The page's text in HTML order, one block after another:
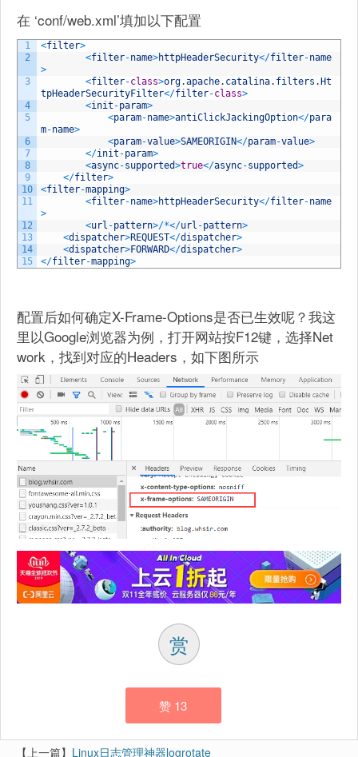
在 ‘conf/web.xml’填加以下配置
1
2
3
4
5
6
7
8
9
10
11
12
13
14
15
<filter>
<filter-name>httpHeaderSecurity</filter-name
>
<filter-class>org.apache. catalina. filters . Ht
tpHeaderSecurityFilter</filter-class>
<init -param>
<param-name>antiClickJackingOption</para
m-name>
<param-value>SAMEORIGIN</param-value>
</init -param>
<async-supported>true</async-supported>
</filter>
<filter-mapping>
<filter-name>httpHeaderSecurity</filter-name
>
<url -pattern>/*</url -pattern>
<dispatcher>REQUEST</dispatcher>
<dispatcher>FORWARD</dispatcher>
</filter-mapping>
配置后如何确定X-Frame-Options是否已生效呢？我这
里以Google浏览器为例，打开网站按F12键，选择Net
work，找到对应的Headers，如下图所示
赏
赞 13
【上一篇】 Linux日志管理神器logrotate